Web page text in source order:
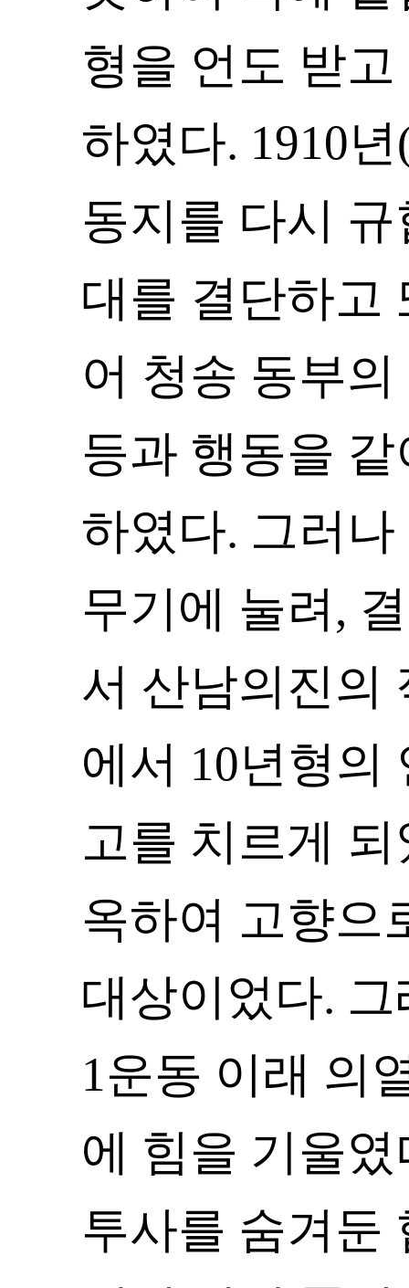
형을 언도 받
하였다. 1910
동지를 다시
대를 결단하고
어 청송 동부
등과 행동을
하였다. 그러
무기에 눌려,
서 산남의진의
에서 10년형의
고를 치르게
옥하여 고향으
대상이었다.
1운동 이래 의
에 힘을 기울
투사를 숨겨둔